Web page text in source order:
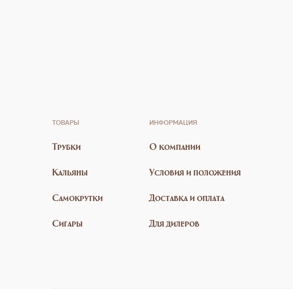
ТОВАРЫ
Трубки
Кальяны
Самокрутки
Сигары
ИНФОРМАЦИЯ
О компании
Условия и положения
Доставка и оплата
Для дилеров